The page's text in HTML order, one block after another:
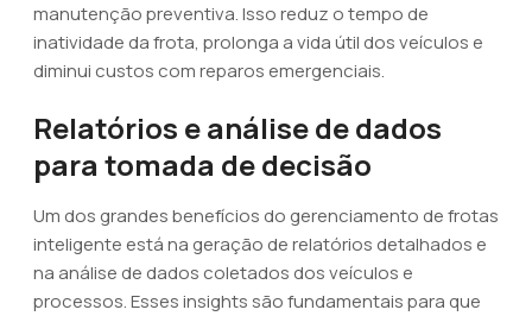
manutenção preventiva. Isso reduz o tempo de
inatividade da frota, prolonga a vida útil dos veículos e
diminui custos com reparos emergenciais.
Relatórios e análise de dados
para tomada de decisão
Um dos grandes benefícios do gerenciamento de frotas
inteligente está na geração de relatórios detalhados e
na análise de dados coletados dos veículos e
processos. Esses insights são fundamentais para que